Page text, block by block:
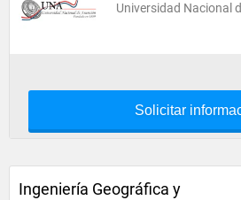
Universidad Nacional
Solicitar
Ingeniería Geográfica y